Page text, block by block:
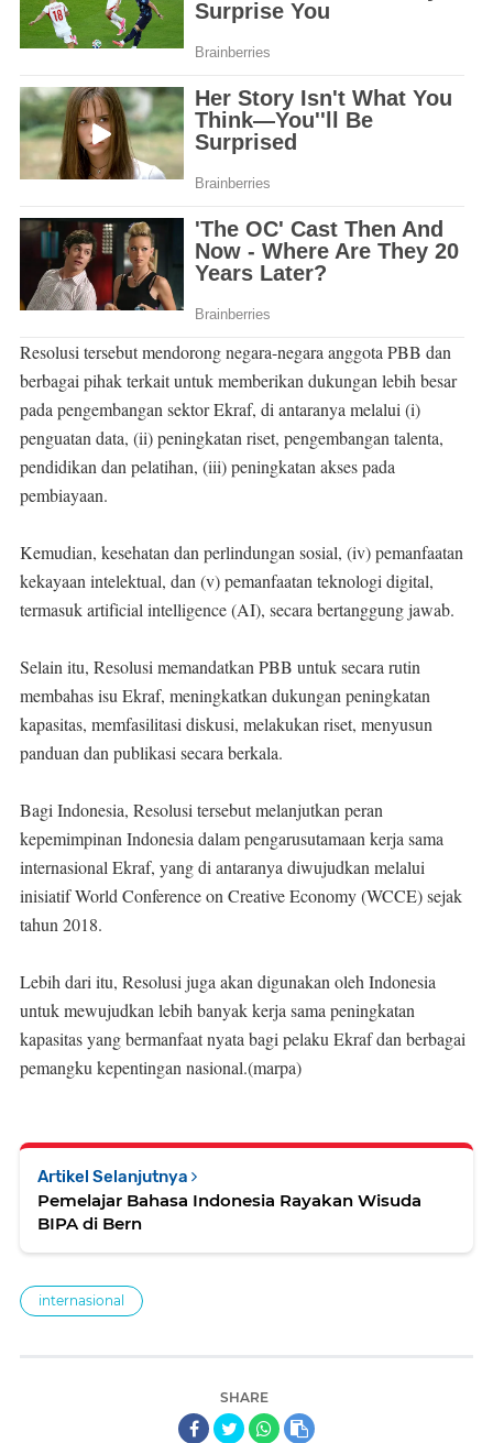
Resolusi tersebut mendorong negara-negara anggota PBB dan
berbagai pihak terkait untuk memberikan dukungan lebih besar
pada pengembangan sektor Ekraf, di antaranya melalui (i)
penguatan data, (ii) peningkatan riset, pengembangan talenta,
pendidikan dan pelatihan, (iii) peningkatan akses pada
pembiayaan.
Kemudian, kesehatan dan perlindungan sosial, (iv) pemanfaatan
kekayaan intelektual, dan (v) pemanfaatan teknologi digital,
termasuk artificial intelligence (AI), secara bertanggung jawab.
Selain itu, Resolusi memandatkan PBB untuk secara rutin
membahas isu Ekraf, meningkatkan dukungan peningkatan
kapasitas, memfasilitasi diskusi, melakukan riset, menyusun
panduan dan publikasi secara berkala.
Bagi Indonesia, Resolusi tersebut melanjutkan peran
kepemimpinan Indonesia dalam pengarusutamaan kerja sama
internasional Ekraf, yang di antaranya diwujudkan melalui
inisiatif World Conference on Creative Economy (WCCE) sejak
tahun 2018.
Lebih dari itu, Resolusi juga akan digunakan oleh Indonesia
untuk mewujudkan lebih banyak kerja sama peningkatan
kapasitas yang bermanfaat nyata bagi pelaku Ekraf dan berbagai
pemangku kepentingan nasional.(marpa)
Artikel Selanjutnya
Pemelajar Bahasa Indonesia Rayakan Wisuda
BIPA di Bern
internasional
SHARE